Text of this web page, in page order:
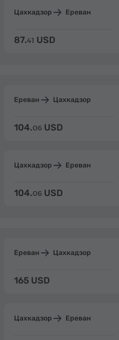
Цахкадзор Ереван
87.41 USD
Ереван Цахкадзор
104.06 USD
Цахкадзор Ереван
104.06 USD
Ереван Цахкадзор
165 USD
Цахкадзор Ереван